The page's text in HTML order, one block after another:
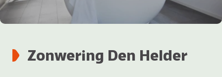
Zonwering Den Helder